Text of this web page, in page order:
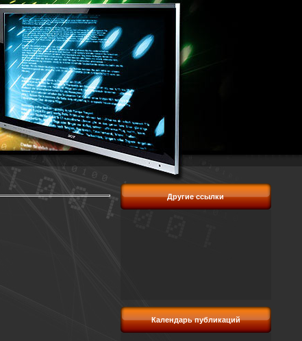
Другие ссылки
Календарь публикаций